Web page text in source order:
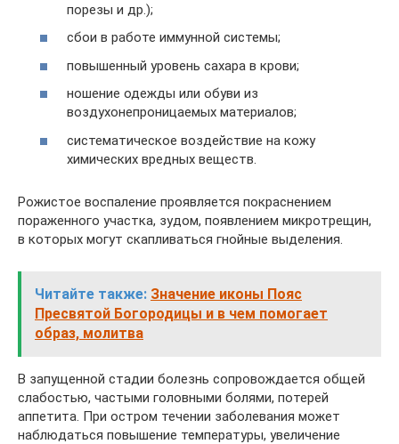
порезы и др.);
сбои в работе иммунной системы;
повышенный уровень сахара в крови;
ношение одежды или обуви из
воздухонепроницаемых материалов;
систематическое воздействие на кожу
химических вредных веществ.
Рожистое воспаление проявляется покраснением
пораженного участка, зудом, появлением микротрещин,
в которых могут скапливаться гнойные выделения.
Читайте также: Значение иконы Пояс
Пресвятой Богородицы и в чем помогает
образ, молитва
В запущенной стадии болезнь сопровождается общей
слабостью, частыми головными болями, потерей
аппетита. При остром течении заболевания может
наблюдаться повышение температуры, увеличение